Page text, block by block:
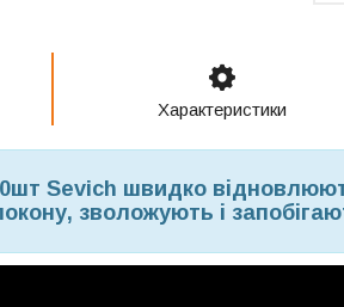
Характеристики
Sevich швидко
зволожують і